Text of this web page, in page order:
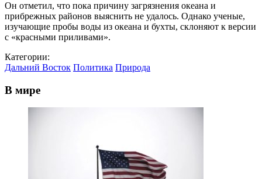
Он отметил, что пока причину загрязнения океана и
прибрежных районов выяснить не удалось. Однако ученые,
изучающие пробы воды из океана и бухты, склоняют к версии
с «красными приливами».
Категории:
Дальний Восток Политика Природа
В мире